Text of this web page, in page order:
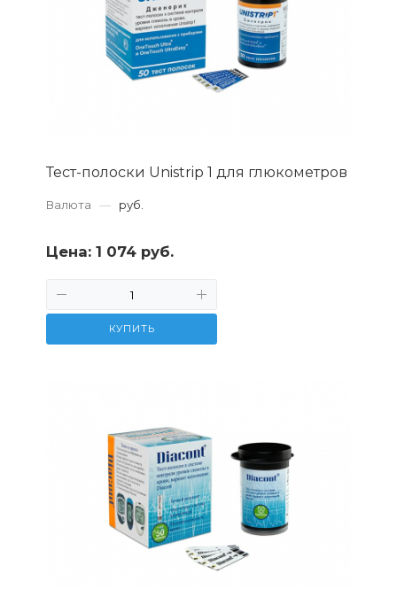
Тест-полоски Unistrip 1 для глюкометров
Валюта — руб.
Цена: 1 074 руб.
КУПИТЬ